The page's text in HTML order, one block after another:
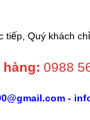
Quý khách
hàng: 0988
-